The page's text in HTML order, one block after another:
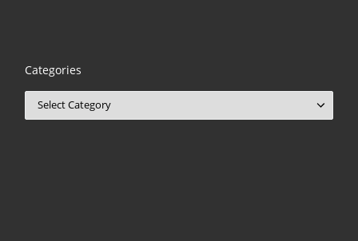
Categories